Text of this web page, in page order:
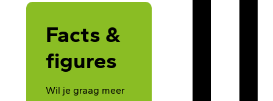
Facts &
figures
Wil je graag meer